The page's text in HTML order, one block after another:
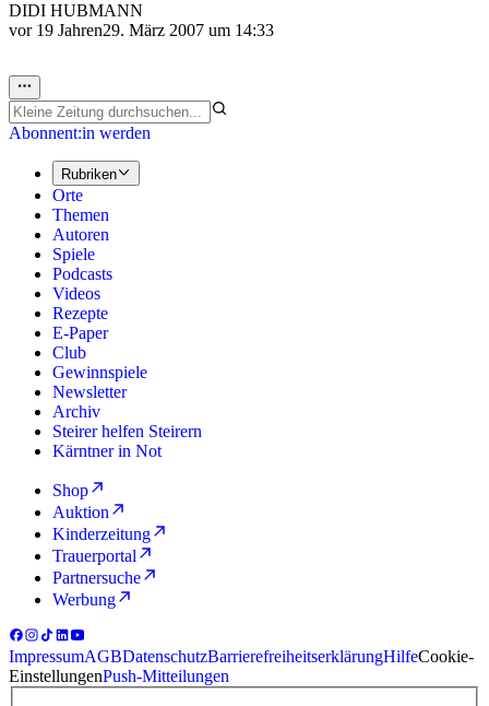
DIDI HUBMANN
vor 19 Jahren29. März 2007 um 14:33
Abonnent:in werden
Rubriken
Orte
Themen
Autoren
Spiele
Podcasts
Videos
Rezepte
E-Paper
Club
Gewinnspiele
Newsletter
Archiv
Steirer helfen Steirern
Kärntner in Not
Shop
Auktion
Kinderzeitung
Trauerportal
Partnersuche
Werbung
ImpressumAGBDatenschutzBarrierefreiheitserklärungHilfeCookie-
EinstellungenPush-Mitteilungen